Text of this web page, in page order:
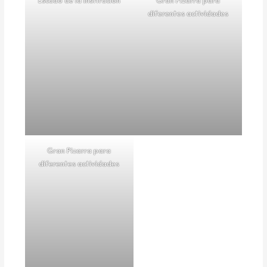
diferentes actividades
Gran Pizarra para
diferentes actividades